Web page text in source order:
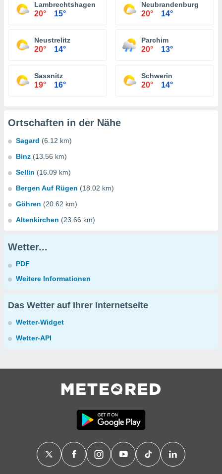
Lambrechtshagen
20° 15°
Neubrandenburg
20° 14°
Neustrelitz
20° 14°
Parchim
20° 13°
Sassnitz
19° 16°
Schwerin
20° 14°
Ortschaften in der Nähe
Sagard (6.12 km)
Binz (13.56 km)
Sellin (16.09 km)
Bergen Auf Rügen (18.02 km)
Göhren (20.62 km)
Altenkirchen (23.66 km)
Wetter...
PDF
Weitere Informationen
Das Wetter auf Ihrer Internetseite
Wetter-Widget
Wetter-API